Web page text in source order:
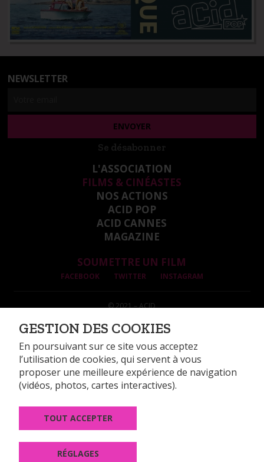
NEWSLETTER
Se désabonner
L'ASSOCIATION
FILMS & CINÉASTES
NOS ACTIONS
ACID POP
ACID CANNES
MAGAZINE
SOUMETTRE UN FILM
FACEBOOK TWITTER INSTAGRAM
© 2021 – ACID
DONNÉES PERSONNELLES
GESTION DES COOKIES
Fax : +33 (0)1 44 89 99 60
GESTION DES COOKIES
En poursuivant sur ce site vous acceptez
l’utilisation de cookies, qui servent à vous
proposer une meilleure expérience de navigation
(vidéos, photos, cartes interactives).
TOUT ACCEPTER
RÉGLAGES